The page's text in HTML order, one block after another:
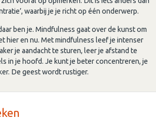
waarbij je je richt op één onderwerp.
ben je. Mindfulness gaat over de kunst om
hier en nu. Met mindfulness leef je intenser
je aandacht te sturen, leer je afstand te
in je hoofd. Je kunt je beter concentreren, je
De geest wordt rustiger.